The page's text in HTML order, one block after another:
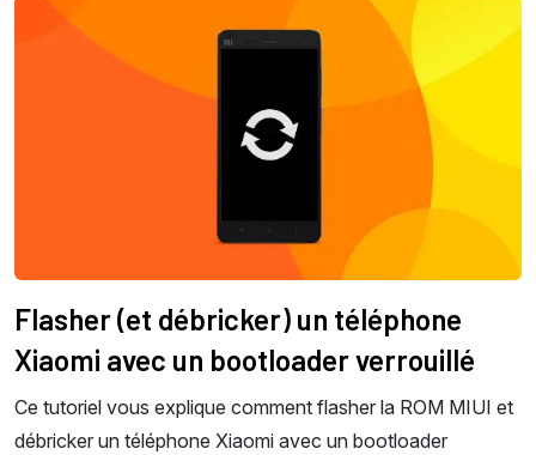
Flasher (et débricker) un téléphone
Xiaomi avec un bootloader verrouillé
Ce tutoriel vous explique comment flasher la ROM MIUI et
débricker un téléphone Xiaomi avec un bootloader